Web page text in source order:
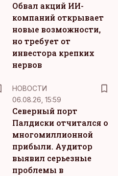
Обвал акций ИИ-
компаний открывает
новые возможности,
но требует от
инвестора крепких
нервов
НОВОСТИ
06.08.26, 15:59
Северный порт
Палдиски отчитался о
многомиллионной
прибыли. Аудитор
выявил серьезные
проблемы в